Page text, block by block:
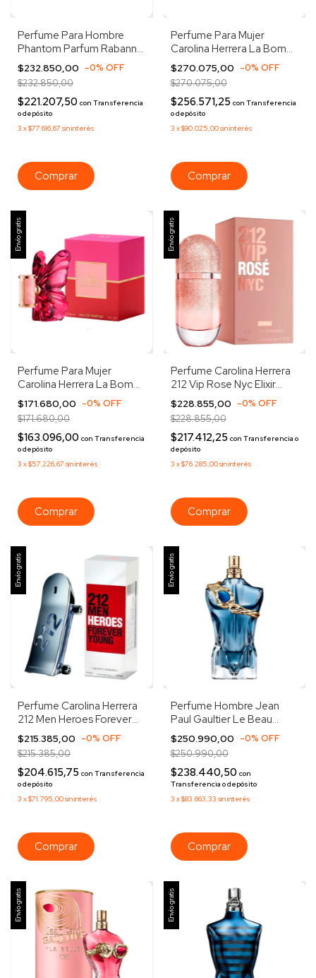
Perfume Para Hombre
Phantom Parfum Rabanne
100ml
$232.850,00 -0% OFF
$232.850,00
$221.207,50 con Transferencia
o depósito
3 x$77.616,67 sin interés
Perfume Para Mujer
Carolina Herrera La Bomba
Edp 80ml
$270.075,00 -0% OFF
$270.075,00
$256.571,25 con Transferencia
o depósito
3 x$90.025,00sin interés
Envío gratis
Perfume Para Mujer
Carolina Herrera La Bomba
Edp 30ml
$171.680,00 -0% OFF
$171.680,00
$163.096,00 con Transferencia
o depósito
3 x$57.226,67 sin interés
Envío gratis
Perfume Carolina Herrera
212 Vip Rose Nyc Elixir
50ml Edp
$228.855,00 -0% OFF
$228.855,00
$217.412,25 con Transferencia o
depósito
3 x$76.285,00sin interés
Envío gratis
Perfume Carolina Herrera
212 Men Heroes Forever
Young 90ml
$215.385,00 -0% OFF
$215.385,00
$204.615,75 con Transferencia
o depósito
3 x$71.795,00sin interés
Envío gratis
Perfume Hombre Jean
Paul Gaultier Le Beau
Narcisse Edp 125ml
$250.990,00 -0% OFF
$250.990,00
$238.440,50 con
Transferencia o depósito
3 x$83.663,33 sin interés
Envío gratis Envío gratis